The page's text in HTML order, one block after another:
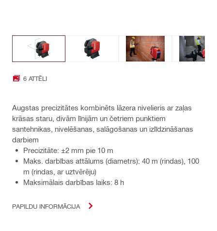
6 ATTĒLI
Augstas precizitātes kombinēts lāzera nivelieris ar zaļas
krāsas staru, divām līnijām un četriem punktiem
santehnikas, nivelēšanas, salāgošanas un izlīdzināšanas
darbiem
Precizitāte: ±2 mm pie 10 m
Maks. darbības attālums (diametrs): 40 m (rindas), 100
m (rindas, ar uztvērēju)
Maksimālais darbības laiks: 8 h
PAPILDU INFORMĀCIJA